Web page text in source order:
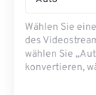
Wählen Sie
des
wählen Sie
konvertieren,